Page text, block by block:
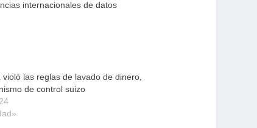
internacionales de datos
violó las reglas de lavado de dinero,
de control suizo